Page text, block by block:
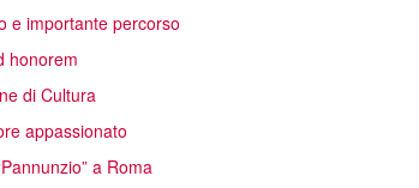
e importante percorso
honorem
di Cultura
appassionato
a Roma